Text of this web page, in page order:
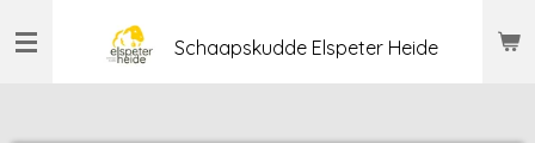
direct
Schaapskudde Elspeter Heide